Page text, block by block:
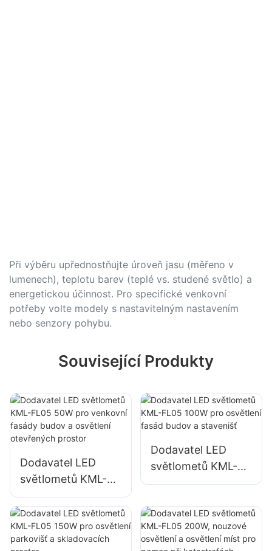
Při výběru upřednostňujte úroveň jasu (měřeno v
lumenech), teplotu barev (teplé vs. studené světlo) a
energetickou účinnost. Pro specifické venkovní
potřeby volte modely s nastavitelným nastavením
nebo senzory pohybu.
Související Produkty
Dodavatel LED
světlometů KML-
FL05 50W pro
venkovní fasády
budov a osvětlení
otevřených prostor
Dodavatel LED
světlometů KML-
FL05 100W pro
budov a stavenišť